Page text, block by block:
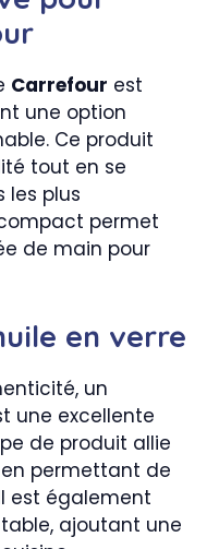
Carrefour est
une option
Ce produit
tout en se
les plus
permet
de main pour
en verre
un
une excellente
de produit allie
permettant de
est également
ajoutant une